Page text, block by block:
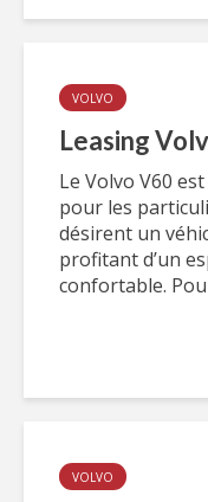
VOLVO
Leasing
Le Volvo V60
pour les
désirent un
profitant d’un
confortable.
VOLVO